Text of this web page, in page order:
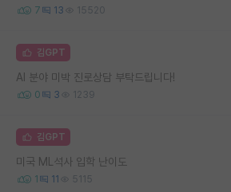
7 13 15520
김GPT
AI 분야 미박 진로상담 부탁드립니다!
0 3 1239
김GPT
미국 ML석사 입학 난이도
1 11 5115